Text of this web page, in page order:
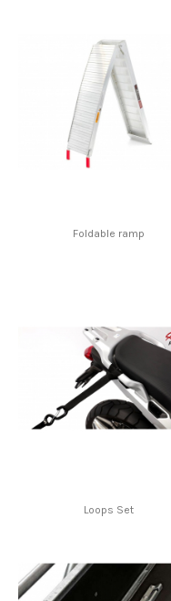
Foldable ramp
Loops Set